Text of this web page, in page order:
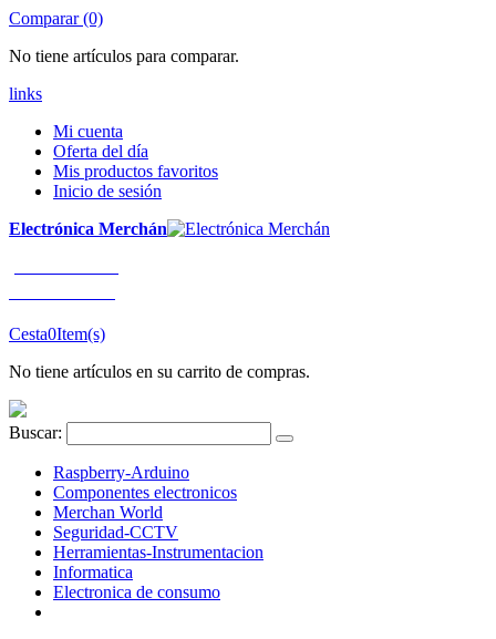
Comparar (0)
No tiene artículos para comparar.
links
Mi cuenta
Oferta del día
Mis productos favoritos
Inicio de sesión
Electrónica Merchán
Cesta0Item(s)
No tiene artículos en su carrito de compras.
Buscar:
Raspberry-Arduino
Componentes electronicos
Merchan World
Seguridad-CCTV
Herramientas-Instrumentacion
Informatica
Electronica de consumo